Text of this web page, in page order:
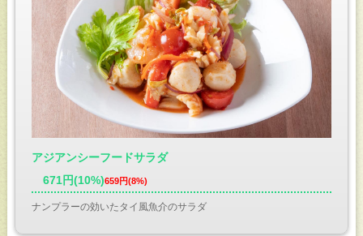
アジアンシーフードサラダ
671円(10%)659円(8%)
ナンプラーの効いたタイ風魚介のサラダ